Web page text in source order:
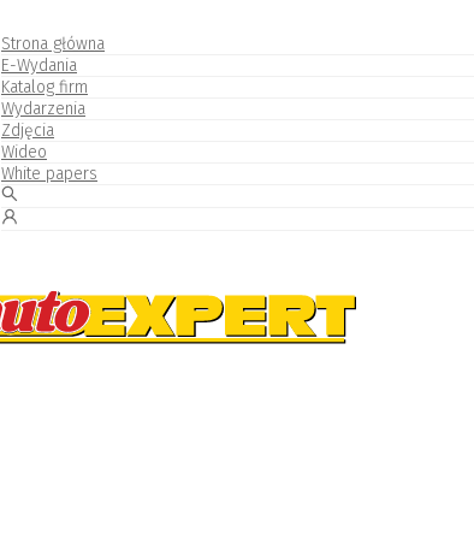
Strona główna
E-Wydania
Katalog firm
Wydarzenia
Zdjęcia
Wideo
White papers